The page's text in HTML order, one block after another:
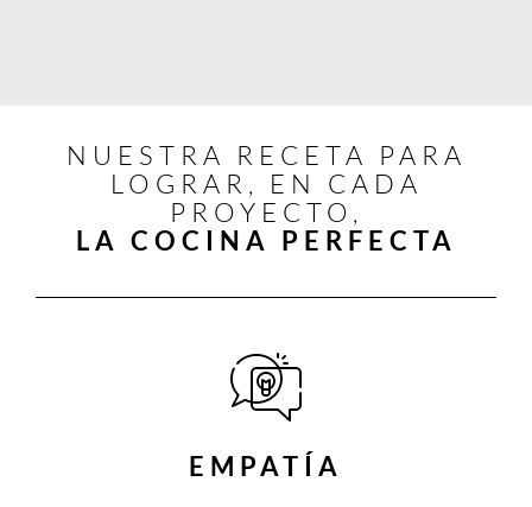
NUESTRA RECETA PARA
LOGRAR, EN CADA
PROYECTO,
LA COCINA PERFECTA
EMPATÍA